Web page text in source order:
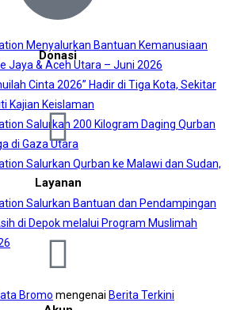
Menyalurkan Bantuan Kemanusiaan
Jaya & Aceh Utara – Juni 2026
Cinta 2026” Hadir di Tiga Kota, Sekitar
Kajian Keislaman
Salurkan 200 Kilogram Daging Qurban
di Gaza Utara
Salurkan Qurban ke Malawi dan Sudan,
Salurkan Bantuan dan Pendampingan
di Depok melalui Program Muslimah
Bromo mengenai Berita Terkini
Donasi
Layanan